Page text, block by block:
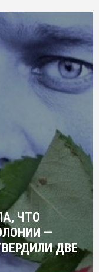
ЧТО
—
ДВЕ